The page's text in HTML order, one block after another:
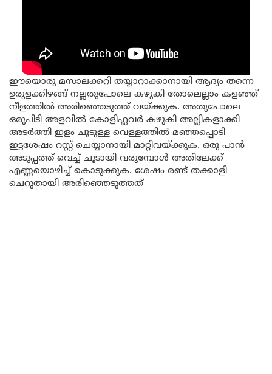
ഈയൊരു മസാലക്കറി തയ്യാറാക്കാനായി ആദ്യം തന്നെ
ഉരുളക്കിഴങ്ങ് നല്ലതുപോലെ കഴുകി തോലെല്ലാം കളഞ്ഞ്
നീളത്തിൽ അരിഞ്ഞെടുത്ത് വയ്ക്കുക. അതുപോലെ
ഒരുപിടി അളവിൽ കോളിഫ്ലവർ കഴുകി അല്ലികളാക്കി
അടർത്തി ഇളം ചൂടുള്ള വെള്ളത്തിൽ മഞ്ഞപ്പൊടി
ഇട്ടശേഷം റസ്റ്റ് ചെയ്യാനായി മാറ്റിവയ്ക്കുക. ഒരു പാൻ
അടുപ്പത്ത് വെച്ച് ചൂടായി വരുമ്പോൾ അതിലേക്ക്
എണ്ണയൊഴിച്ച് കൊടുക്കുക. ശേഷം രണ്ട് തക്കാളി
ചെറുതായി അരിഞ്ഞെടുത്തത്